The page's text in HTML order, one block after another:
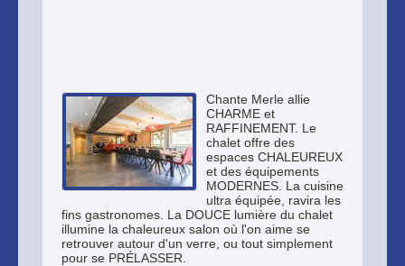
Chante Merle allie
CHARME et
RAFFINEMENT. Le
chalet offre des
espaces CHALEUREUX
et des équipements
MODERNES. La cuisine
ultra équipée, ravira les
fins gastronomes. La DOUCE lumière du chalet
illumine la chaleureux salon où l'on aime se
retrouver autour d'un verre, ou tout simplement
pour se PRÉLASSER.